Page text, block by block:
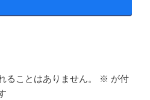
ることはありません。 ※ が付